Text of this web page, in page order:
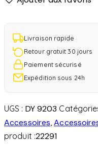
Livraison rapide
Retour gratuit 30 jours
Paiement sécurisé
Expédition sous 24h
UGS : DY 9203
Accessoires,
produit :22291